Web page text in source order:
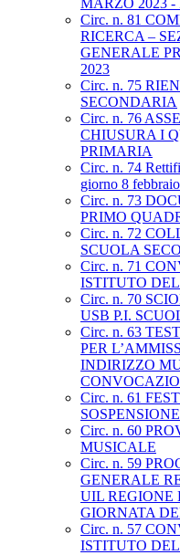
MARZO 2023
Circ. n. 81
RICERCA –
GENERALE
2023
Circ. n. 75
SECONDARIA
Circ. n. 76
CHIUSURA I
PRIMARIA
Circ. n. 74
giorno 8
Circ. n. 73
PRIMO
Circ. n. 72
SCUOLA
Circ. n. 71
ISTITUTO
Circ. n. 70
USB P.I.
Circ. n. 63
PER
INDIRIZZO
Circ. n. 61
Circ. n. 60
MUSICALE
Circ. n. 59
GENERALE
UIL REGIONE
GIORNATA
Circ. n. 57
ISTITUTO